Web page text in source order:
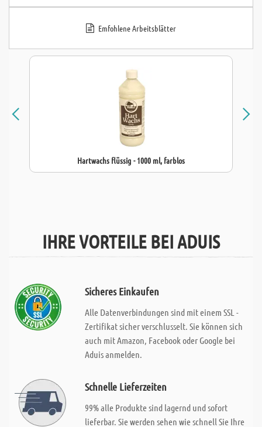
Emfohlene Arbeitsblätter
Hartwachs flüssig - 1000 ml, farblos
IHRE VORTEILE BEI ADUIS
Sicheres Einkaufen
Alle Datenverbindungen sind mit einem SSL -
Zertifikat sicher verschlusselt. Sie können sich
auch mit Amazon, Facebook oder Google bei
Aduis anmelden.
Schnelle Lieferzeiten
99% alle Produkte sind lagernd und sofort
lieferbar. Sie werden sehen wie schnell Sie Ihre